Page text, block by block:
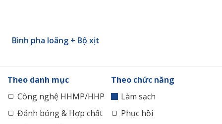
Theo danh mục
Công nghệ HHMP/HHP
Đánh bóng & Hợp chất
Theo chức năng
Làm sạch
Phục hồi
Bình pha loãng + Bộ xịt